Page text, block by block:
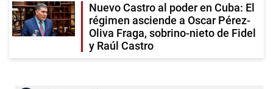
Nuevo Castro al poder en Cuba: El
régimen asciende a Oscar Pérez-
Oliva Fraga, sobrino-nieto de Fidel
y Raúl Castro